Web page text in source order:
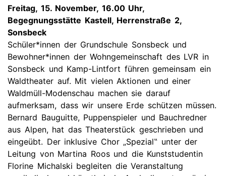
Freitag, 15. November, 16.00 Uhr,
Begegnungsstätte Kastell, Herrenstraße 2,
Sonsbeck
Schüler*innen der Grundschule Sonsbeck und
Bewohner*innen der Wohngemeinschaft des LVR in
Sonsbeck und Kamp-Lintfort führen gemeinsam ein
Waldtheater auf. Mit vielen Aktionen und einer
Waldmüll-Modenschau machen sie darauf
aufmerksam, dass wir unsere Erde schützen müssen.
Bernard Bauguitte, Puppenspieler und Bauchredner
aus Alpen, hat das Theaterstück geschrieben und
eingeübt. Der inklusive Chor „Spezial‟ unter der
Leitung von Martina Roos und die Kunststudentin
Florine Michalski begleiten die Veranstaltung